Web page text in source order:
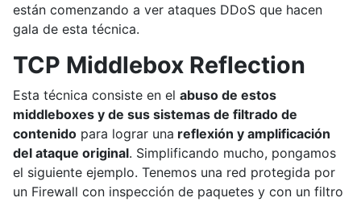
están comenzando a ver ataques DDoS que hacen
gala de esta técnica.
TCP Middlebox Reflection
Esta técnica consiste en el abuso de estos
middleboxes y de sus sistemas de filtrado de
contenido para lograr una reflexión y amplificación
del ataque original. Simplificando mucho, pongamos
el siguiente ejemplo. Tenemos una red protegida por
un Firewall con inspección de paquetes y con un filtro